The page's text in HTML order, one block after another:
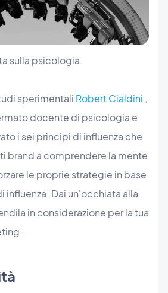
sulla psicologia.
sperimentali Robert Cialdini ,
docente di psicologia e
i sei principi di influenza che
brand a comprendere la mente
le proprie strategie in base
influenza. Dai un'occhiata alla
in considerazione per la tua